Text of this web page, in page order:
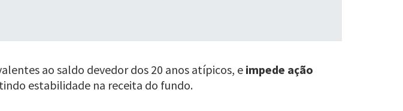
ao saldo devedor dos 20 anos atípicos, eimpede ação
estabilidade na receita do fundo.